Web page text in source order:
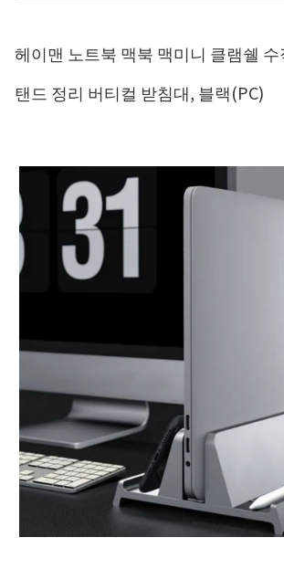
헤이맨 노트북 맥북 맥미니 클램쉘
탠드 정리 버티컬 받침대, 블랙(PC)